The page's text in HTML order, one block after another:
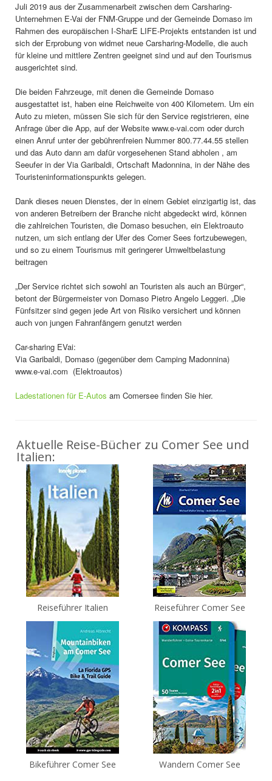
Juli 2019 aus der Zusammenarbeit zwischen dem Carsharing-
Unternehmen E-Vai der FNM-Gruppe und der Gemeinde Domaso im
Rahmen des europäischen I-SharE LIFE-Projekts entstanden ist und
sich der Erprobung von widmet neue Carsharing-Modelle, die auch
für kleine und mittlere Zentren geeignet sind und auf den Tourismus
ausgerichtet sind.
Die beiden Fahrzeuge, mit denen die Gemeinde Domaso
ausgestattet ist, haben eine Reichweite von 400 Kilometern. Um ein
Auto zu mieten, müssen Sie sich für den Service registrieren, eine
Anfrage über die App, auf der Website www.e-vai.com oder durch
einen Anruf unter der gebührenfreien Nummer 800.77.44.55 stellen
und das Auto dann am dafür vorgesehenen Stand abholen , am
Seeufer in der Via Garibaldi, Ortschaft Madonnina, in der Nähe des
Touristeninformationspunkts gelegen.
Dank dieses neuen Dienstes, der in einem Gebiet einzigartig ist, das
von anderen Betreibern der Branche nicht abgedeckt wird, können
die zahlreichen Touristen, die Domaso besuchen, ein Elektroauto
nutzen, um sich entlang der Ufer des Comer Sees fortzubewegen,
und so zu einem Tourismus mit geringerer Umweltbelastung
beitragen
„Der Service richtet sich sowohl an Touristen als auch an Bürger“,
betont der Bürgermeister von Domaso Pietro Angelo Leggeri. „Die
Fünfsitzer sind gegen jede Art von Risiko versichert und können
auch von jungen Fahranfängern genutzt werden
Car-sharing EVai:
Via Garibaldi, Domaso (gegenüber dem Camping Madonnina)
www.e-vai.com (Elektroautos)
Ladestationen für E-Autos am Comersee finden Sie hier.
Aktuelle Reise-Bücher zu Comer See und
Italien:
Reiseführer Italien Reiseführer Comer See
Bikeführer Comer See Wandern Comer See